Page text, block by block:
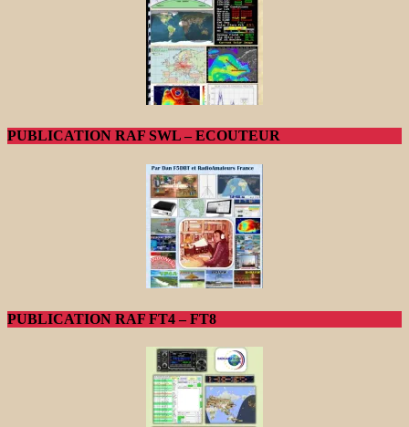
PUBLICATION RAF SWL – ECOUTEUR
PUBLICATION RAF FT4 – FT8